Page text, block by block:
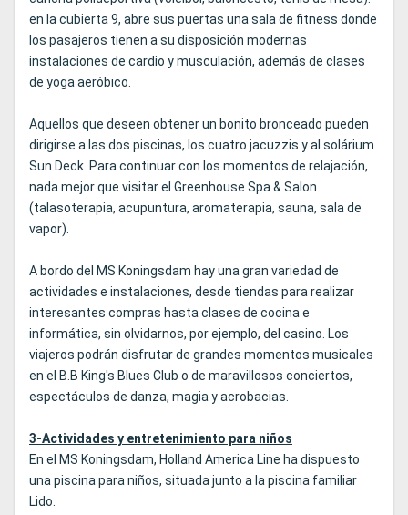
en la cubierta 9, abre sus puertas una sala de fitness donde
los pasajeros tienen a su disposición modernas
instalaciones de cardio y musculación, además de clases
de yoga aeróbico.
Aquellos que deseen obtener un bonito bronceado pueden
dirigirse a las dos piscinas, los cuatro jacuzzis y al solárium
Sun Deck. Para continuar con los momentos de relajación,
nada mejor que visitar el Greenhouse Spa & Salon
(talasoterapia, acupuntura, aromaterapia, sauna, sala de
vapor).
A bordo del MS Koningsdam hay una gran variedad de
actividades e instalaciones, desde tiendas para realizar
interesantes compras hasta clases de cocina e
informática, sin olvidarnos, por ejemplo, del casino. Los
viajeros podrán disfrutar de grandes momentos musicales
en el B.B King's Blues Club o de maravillosos conciertos,
espectáculos de danza, magia y acrobacias.
3-Actividades y entretenimiento para niños
En el MS Koningsdam, Holland America Line ha dispuesto
una piscina para niños, situada junto a la piscina familiar
Lido.